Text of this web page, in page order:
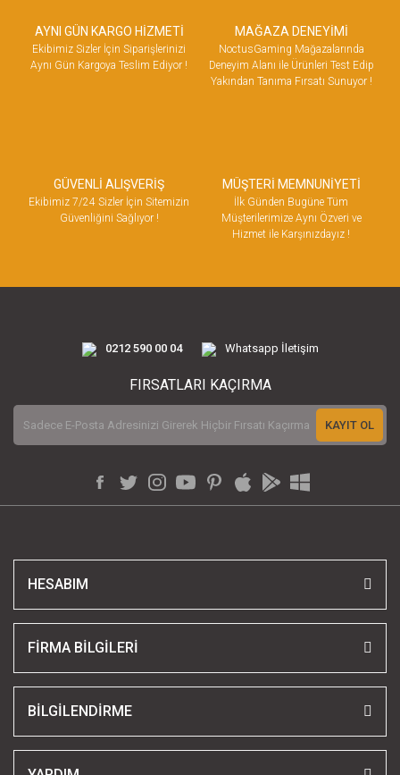
AYNI GÜN KARGO HİZMETİ
Ekibimiz Sizler İçin Siparişlerinizi
Aynı Gün Kargoya Teslim Ediyor !
MAĞAZA DENEYİMİ
NoctusGaming Mağazalarında
Deneyim Alanı ile Ürünleri Test Edip
Yakından Tanıma Fırsatı Sunuyor !
GÜVENLİ ALIŞVERİŞ
Ekibimiz 7/24 Sizler İçin Sitemizin
Güvenliğini Sağlıyor !
MÜŞTERİ MEMNUNİYETİ
İlk Günden Bugüne Tüm
Müşterilerimize Aynı Özveri ve
Hizmet ile Karşınızdayız !
0212 590 00 04 Whatsapp İletişim
FIRSATLARI KAÇIRMA
KAYIT OL
HESABIM
FİRMA BİLGİLERİ
BİLGİLENDİRME